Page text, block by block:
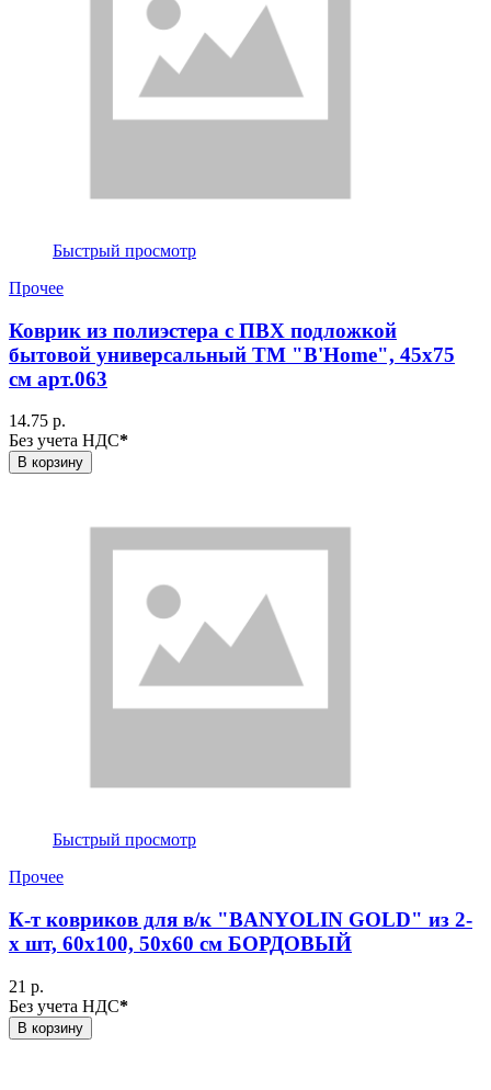
Быстрый просмотр
Прочее
Коврик из полиэстера с ПВХ подложкой
бытовой универсальный ТМ "B'Home", 45х75
см арт.063
14.75 р.
Без учета НДС*
В корзину
Быстрый просмотр
Прочее
К-т ковриков для в/к "BANYOLIN GOLD" из 2-
х шт, 60х100, 50х60 см БОРДОВЫЙ
21 р.
Без учета НДС*
В корзину